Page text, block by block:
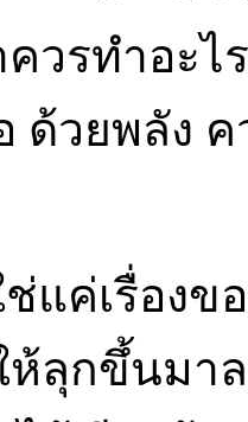
วรทำอะไ
ด้วยพลัง
แค่เรื่องข
ลุกขึ้นมาล